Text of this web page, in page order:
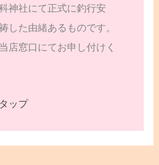
神社にて正式に釣行安
した由緒あるものです。
店窓口にてお申し付けく
ップ